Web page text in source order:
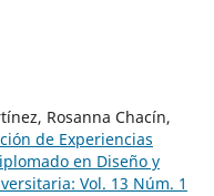
Rosanna Chacín,
de Experiencias
en Diseño y
Vol. 13 Núm. 1